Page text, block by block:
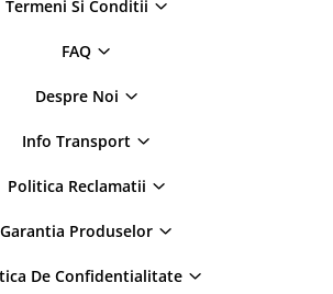
Termeni Si Conditii
FAQ
Despre Noi
Info Transport
Politica Reclamatii
Garantia Produselor
De Confidentialitate